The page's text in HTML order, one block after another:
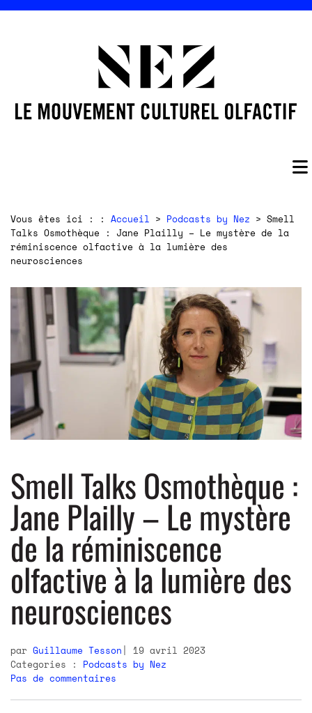
Vous êtes ici : : Accueil > Podcasts by Nez > Smell
Talks Osmothèque : Jane Plailly – Le mystère de la
réminiscence olfactive à la lumière des
neurosciences
Smell Talks Osmothèque :
Jane Plailly – Le mystère
de la réminiscence
olfactive à la lumière des
neurosciences
par Guillaume Tesson
19 avril 2023
Categories : Podcasts by Nez
Pas de commentaires